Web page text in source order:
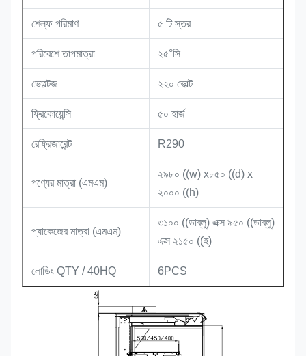
শেল্ফ পরিমাণ ৫ টি স্তর
পরিবেশে তাপমাত্রা ২৫°সি
ভোল্টেজ ২২০ ভোল্ট
ফ্রিকোয়েন্সি ৫০ হার্জ
রেফ্রিজারেন্ট R290
পণ্যের মাত্রা (এমএম)
২৯৮০ ((w) x৮৫০ ((d) x
২০০০ ((h)
প্যাকেজের মাত্রা (এমএম)
৩১০০ ((ডাব্লু) এক্স ৯৫০ ((ডাব্লু)
এক্স ২১৫০ ((হ)
লোডিং QTY / 40HQ 6PCS